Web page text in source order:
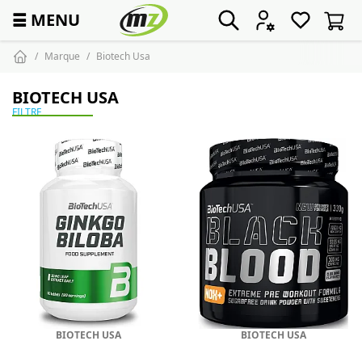
☰ MENU
Marque Biotech Usa
BIOTECH USA
FILTRE
BIOTECH USA BIOTECH USA